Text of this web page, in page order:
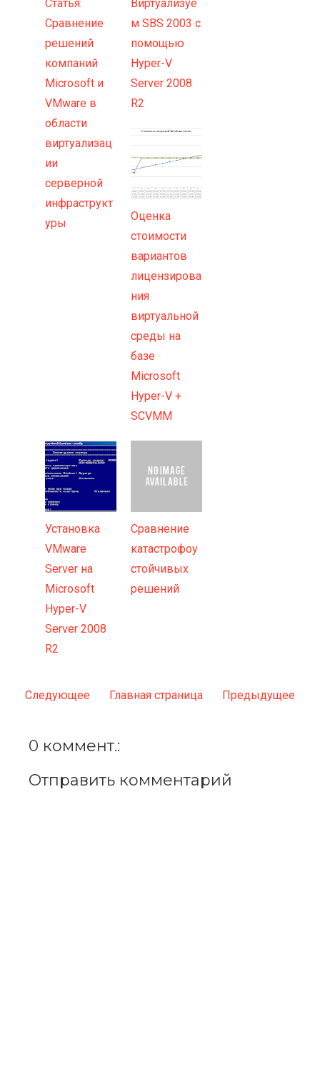
Статья:
Сравнение
решений
компаний
Microsoft и
VMware в
области
виртуализац
ии
серверной
инфраструкт
уры
Виртуализуе
м SBS 2003 с
помощью
Hyper-V
Server 2008
R2
Оценка
стоимости
вариантов
лицензирова
ния
виртуальной
среды на
базе
Microsoft
Hyper-V +
SCVMM
Установка
VMware
Server на
Microsoft
Hyper-V
Server 2008
R2
Сравнение
катастрофоу
стойчивых
решений
Следующее Предыдущее
Главная страница
0 коммент.:
Отправить комментарий